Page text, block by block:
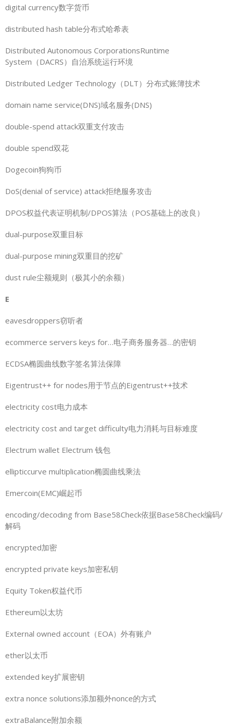
digital currency数字货币
distributed hash table分布式哈希表
Distributed Autonomous CorporationsRuntime
System（DACRS）自治系统运行环境
Distributed Ledger Technology（DLT）分布式账簿技术
domain name service(DNS)域名服务(DNS)
double-spend attack双重支付攻击
double spend双花
Dogecoin狗狗币
DoS(denial of service) attack拒绝服务攻击
DPOS权益代表证明机制/DPOS算法（POS基础上的改良）
dual-purpose双重目标
dual-purpose mining双重目的挖矿
dust rule尘额规则（极其小的余额）
E
eavesdroppers窃听者
ecommerce servers keys for…电子商务服务器…的密钥
ECDSA椭圆曲线数字签名算法保障
Eigentrust++ for nodes用于节点的Eigentrust++技术
electricity cost电力成本
electricity cost and target difficulty电力消耗与目标难度
Electrum wallet Electrum 钱包
ellipticcurve multiplication椭圆曲线乘法
Emercoin(EMC)崛起币
encoding/decoding from Base58Check依据Base58Check编码/
解码
encrypted加密
encrypted private keys加密私钥
Equity Token权益代币
Ethereum以太坊
External owned account（EOA）外有账户
ether以太币
extended key扩展密钥
extra nonce solutions添加额外nonce的方式
extraBalance附加余额